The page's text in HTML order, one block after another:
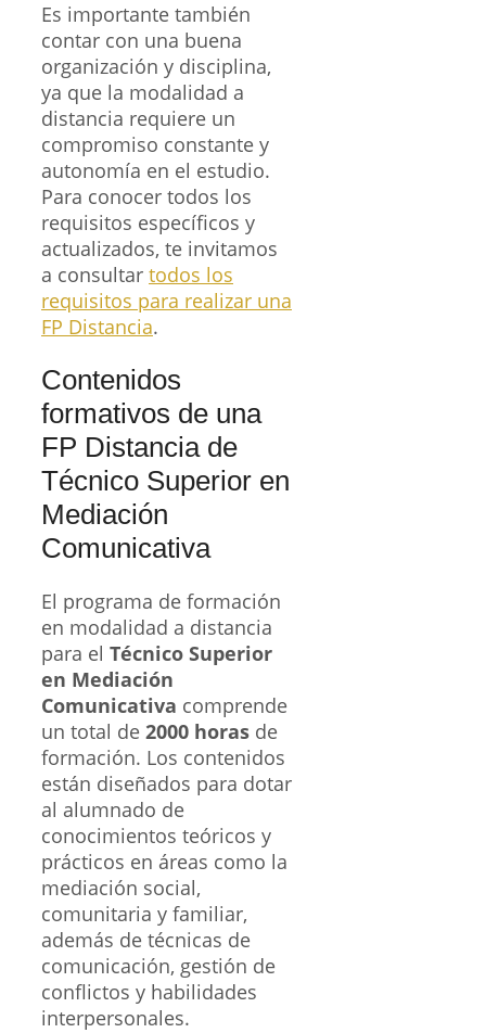
Es importante también
contar con una buena
organización y disciplina,
ya que la modalidad a
distancia requiere un
compromiso constante y
autonomía en el estudio.
Para conocer todos los
requisitos específicos y
actualizados, te invitamos
a consultar todos los
requisitos para realizar una
FP Distancia.
Contenidos
formativos de una
FP Distancia de
Técnico Superior en
Mediación
Comunicativa
El programa de formación
en modalidad a distancia
para el Técnico Superior
en Mediación
Comunicativa comprende
un total de 2000 horas de
formación. Los contenidos
están diseñados para dotar
al alumnado de
conocimientos teóricos y
prácticos en áreas como la
mediación social,
comunitaria y familiar,
además de técnicas de
comunicación, gestión de
conflictos y habilidades
interpersonales.